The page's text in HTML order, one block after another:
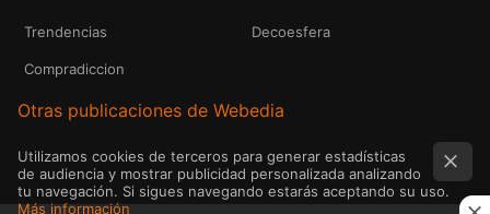
Trendencias Decoesfera
Compradiccion
Otras publicaciones de Webedia
Utilizamos cookies de terceros para generar estadísticas
de audiencia y mostrar publicidad personalizada analizando
tu navegación. Si sigues navegando estarás aceptando su uso.
Más información